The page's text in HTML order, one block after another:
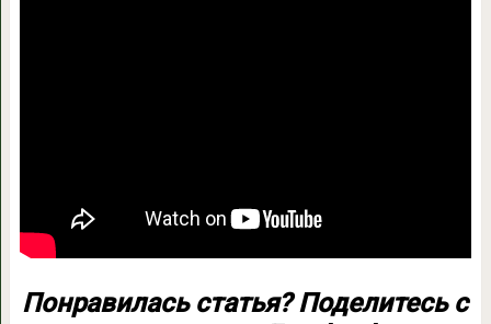
Понравилась статья? Поделитесь с